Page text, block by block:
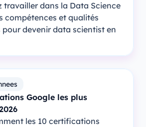
travailler dans la Data Science
compétences et qualités
pour devenir data scientist en
Google les plus
les 10 certifications